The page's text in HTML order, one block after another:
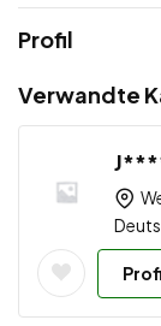
Profil
Verwandte